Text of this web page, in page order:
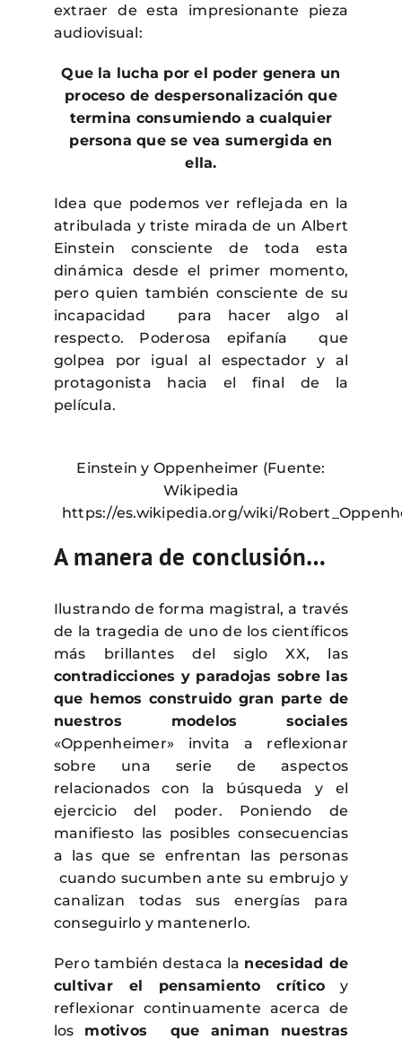
extraer de esta impresionante pieza
audiovisual:
Que la lucha por el poder genera un
proceso de despersonalización que
termina consumiendo a cualquier
persona que se vea sumergida en
ella.
Idea que podemos ver reflejada en la
atribulada y triste mirada de un Albert
Einstein consciente de toda esta
dinámica desde el primer momento,
pero quien también consciente de su
incapacidad para hacer algo al
respecto. Poderosa epifanía que
golpea por igual al espectador y al
protagonista hacia el final de la
película.
Einstein y Oppenheimer (Fuente:
Wikipedia
https://es.wikipedia.org/wiki/
A manera de conclusión…
Ilustrando de forma magistral, a través
de la tragedia de uno de los científicos
más brillantes del siglo XX, las
contradicciones y paradojas sobre las
que hemos construido gran parte de
nuestros modelos sociales
«Oppenheimer» invita a reflexionar
sobre una serie de aspectos
relacionados con la búsqueda y el
ejercicio del poder. Poniendo de
manifiesto las posibles consecuencias
a las que se enfrentan las personas
cuando sucumben ante su embrujo y
canalizan todas sus energías para
conseguirlo y mantenerlo.
Pero también destaca la necesidad de
cultivar el pensamiento crítico y
reflexionar continuamente acerca de
los motivos que animan nuestras